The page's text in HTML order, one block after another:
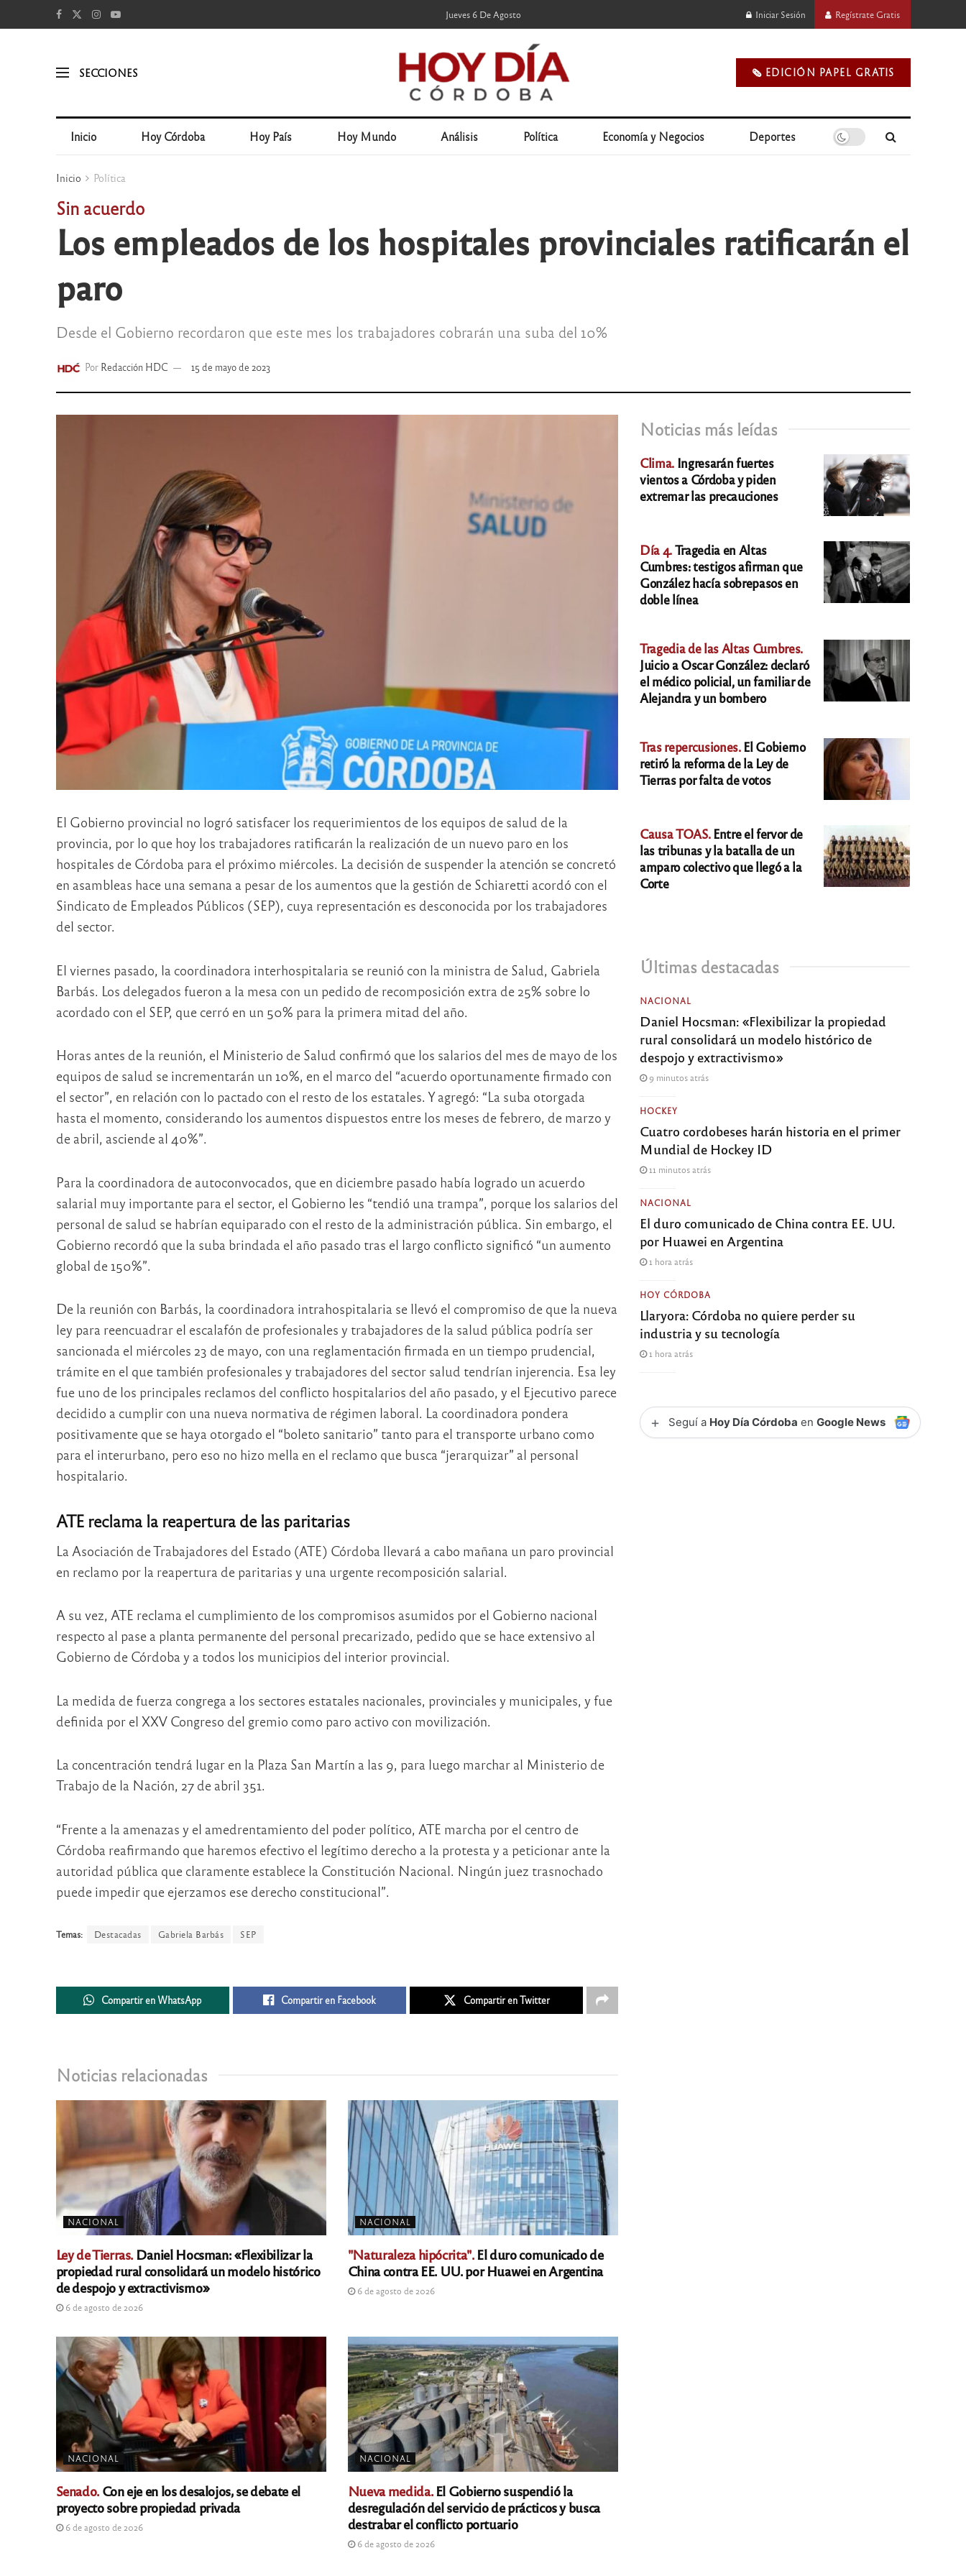
Jueves 6 De Agosto Iniciar Sesión Regístrate Gratis
SECCIONES 🗞️ EDICIÓN PAPEL GRATIS
Inicio Hoy Córdoba Hoy País Hoy Mundo Análisis Política Economía y Negocios Deportes
Inicio Política
Sin acuerdo
Los empleados de los hospitales provinciales ratificarán el
paro
Desde el Gobierno recordaron que este mes los trabajadores cobrarán una suba del 10%
Por Redacción HDC 15 de mayo de 2023
El Gobierno provincial no logró satisfacer los requerimientos de los equipos de salud de la
provincia, por lo que hoy los trabajadores ratificarán la realización de un nuevo paro en los
hospitales de Córdoba para el próximo miércoles. La decisión de suspender la atención se concretó
en asambleas hace una semana a pesar de los aumentos que la gestión de Schiaretti acordó con el
Sindicato de Empleados Públicos (SEP), cuya representación es desconocida por los trabajadores
del sector.
El viernes pasado, la coordinadora interhospitalaria se reunió con la ministra de Salud, Gabriela
Barbás. Los delegados fueron a la mesa con un pedido de recomposición extra de 25% sobre lo
acordado con el SEP, que cerró en un 50% para la primera mitad del año.
Horas antes de la reunión, el Ministerio de Salud confirmó que los salarios del mes de mayo de los
equipos de salud se incrementarán un 10%, en el marco del “acuerdo oportunamente firmado con
el sector”, en relación con lo pactado con el resto de los estatales. Y agregó: “La suba otorgada
hasta el momento, considerando los aumentos dispuestos entre los meses de febrero, de marzo y
de abril, asciende al 40%”.
Para la coordinadora de autoconvocados, que en diciembre pasado había logrado un acuerdo
salarial muy importante para el sector, el Gobierno les “tendió una trampa”, porque los salarios del
personal de salud se habrían equiparado con el resto de la administración pública. Sin embargo, el
Gobierno recordó que la suba brindada el año pasado tras el largo conflicto significó “un aumento
global de 150%”.
De la reunión con Barbás, la coordinadora intrahospitalaria se llevó el compromiso de que la nueva
ley para reencuadrar el escalafón de profesionales y trabajadores de la salud pública podría ser
sancionada el miércoles 23 de mayo, con una reglamentación firmada en un tiempo prudencial,
trámite en el que también profesionales y trabajadores del sector salud tendrían injerencia. Esa ley
fue uno de los principales reclamos del conflicto hospitalarios del año pasado, y el Ejecutivo parece
decidido a cumplir con una nueva normativa de régimen laboral. La coordinadora pondera
positivamente que se haya otorgado el “boleto sanitario” tanto para el transporte urbano como
para el interurbano, pero eso no hizo mella en el reclamo que busca “jerarquizar” al personal
hospitalario.
ATE reclama la reapertura de las paritarias
La Asociación de Trabajadores del Estado (ATE) Córdoba llevará a cabo mañana un paro provincial
en reclamo por la reapertura de paritarias y una urgente recomposición salarial.
A su vez, ATE reclama el cumplimiento de los compromisos asumidos por el Gobierno nacional
respecto al pase a planta permanente del personal precarizado, pedido que se hace extensivo al
Gobierno de Córdoba y a todos los municipios del interior provincial.
La medida de fuerza congrega a los sectores estatales nacionales, provinciales y municipales, y fue
definida por el XXV Congreso del gremio como paro activo con movilización.
La concentración tendrá lugar en la Plaza San Martín a las 9, para luego marchar al Ministerio de
Trabajo de la Nación, 27 de abril 351.
“Frente a la amenazas y el amedrentamiento del poder político, ATE marcha por el centro de
Córdoba reafirmando que haremos efectivo el legítimo derecho a la protesta y a peticionar ante la
autoridad pública que claramente establece la Constitución Nacional. Ningún juez trasnochado
puede impedir que ejerzamos ese derecho constitucional”.
Temas: Destacadas Gabriela Barbás SEP
Compartir en WhatsApp Compartir en Facebook Compartir en Twitter
Noticias relacionadas
NACIONAL
Ley de Tierras. Daniel Hocsman: «Flexibilizar la
propiedad rural consolidará un modelo histórico
de despojo y extractivismo»
6 de agosto de 2026
NACIONAL
"Naturaleza hipócrita".El duro comunicado de
China contra EE. UU. por Huawei en Argentina
6 de agosto de 2026
NACIONAL
Senado.Con eje en los desalojos, se debate el
proyecto sobre propiedad privada
6 de agosto de 2026
NACIONAL
Nueva medida.El Gobierno suspendió la
desregulación del servicio de prácticos y busca
destrabar el conflicto portuario
6 de agosto de 2026
Noticias más leídas
Clima. Ingresarán fuertes
vientos a Córdoba y piden
extremar las precauciones
Día 4.Tragedia en Altas
Cumbres: testigos afirman que
González hacía sobrepasos en
doble línea
Tragedia de las Altas Cumbres.
Juicio a Oscar González: declaró
el médico policial, un familiar de
Alejandra y un bombero
Tras repercusiones.El Gobierno
retiró la reforma de la Ley de
Tierras por falta de votos
Causa TOAS.Entre el fervor de
las tribunas y la batalla de un
amparo colectivo que llegó a la
Corte
Últimas destacadas
NACIONAL
Daniel Hocsman: «Flexibilizar la propiedad
rural consolidará un modelo histórico de
despojo y extractivismo»
9 minutos atrás
HOCKEY
Cuatro cordobeses harán historia en el primer
Mundial de Hockey ID
11 minutos atrás
NACIONAL
El duro comunicado de China contra EE. UU.
por Huawei en Argentina
1 hora atrás
HOY CÓRDOBA
Llaryora: Córdoba no quiere perder su
industria y su tecnología
1 hora atrás
+ Seguí a Hoy Día Córdoba enGoogle News